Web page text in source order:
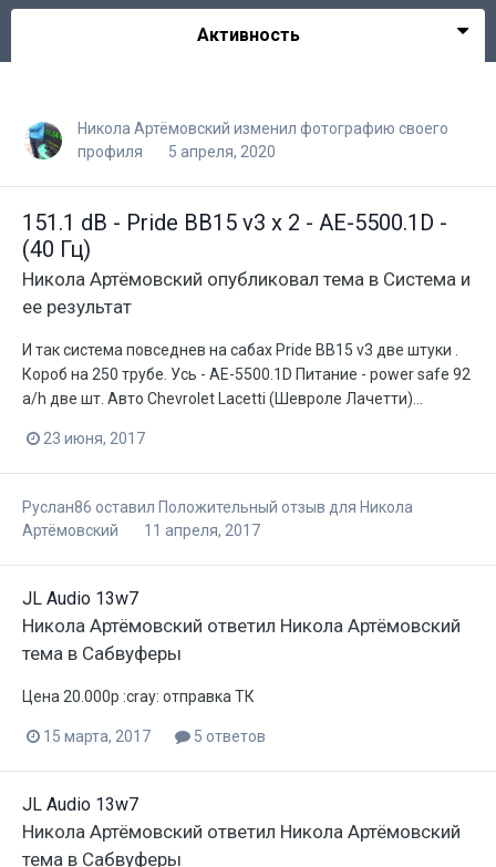
Активность
Никола Артёмовский изменил фотографию своего
профиля
5 апреля, 2020
151.1 dB - Pride BB15 v3 х 2 - AE-5500.1D -
(40 Гц)
Никола Артёмовский опубликовал тема в Система и
ее результат
И так система повседнев на сабах Pride BB15 v3 две штуки .
Короб на 250 трубе. Усь - AE-5500.1D Питание - power safe 92
a/h две шт. Авто Chevrolet Lacetti (Шевроле Лачетти)...
23 июня, 2017
Руслан86 оставил Положительный отзыв для Никола
Артёмовский
11 апреля, 2017
JL Audio 13w7
Никола Артёмовский ответил Никола Артёмовский
тема в Сабвуферы
Цена 20.000р :cray: отправка ТК
15 марта, 2017 5 ответов
JL Audio 13w7
Никола Артёмовский ответил Никола Артёмовский
тема в Сабвуферы